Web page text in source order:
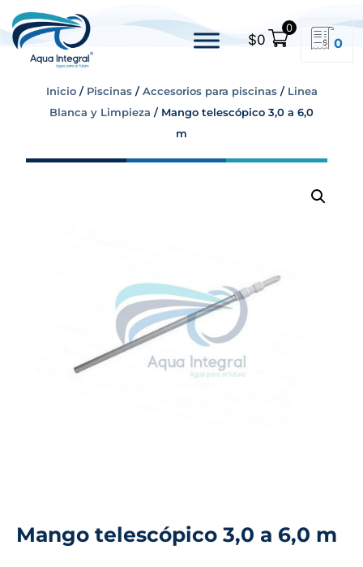
$0
0
0
Inicio/ Piscinas/Accesorios para piscinas/ Linea
Blanca y Limpieza / Mango telescópico 3,0 a 6,0
m
Mango telescópico 3,0 a 6,0 m